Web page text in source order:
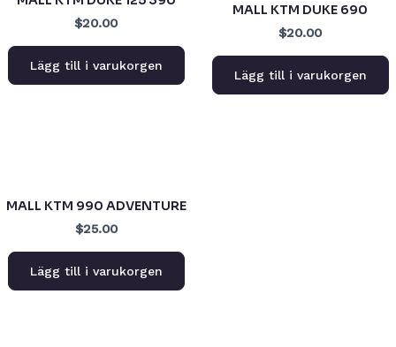
$20.00
Lägg till i varukorgen
MALL KTM DUKE 690
$20.00
Lägg till i varukorgen
MALL KTM 990 ADVENTURE
$25.00
Lägg till i varukorgen